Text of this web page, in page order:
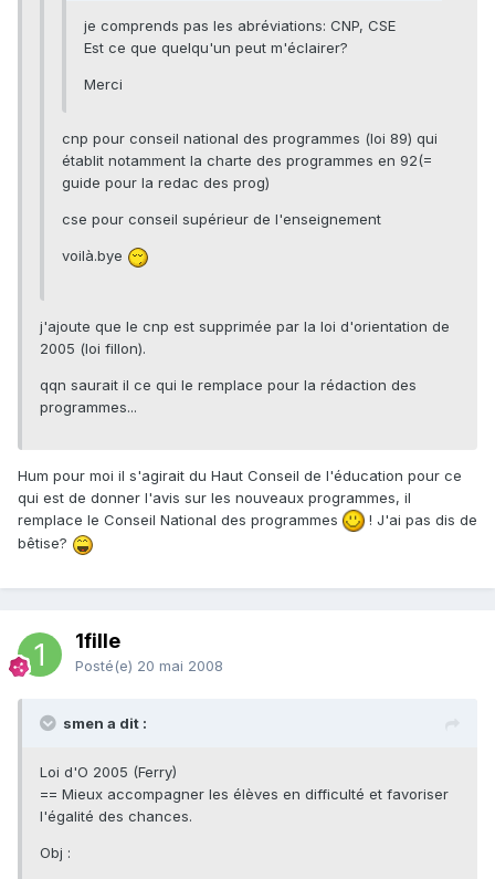
je comprends pas les abréviations: CNP, CSE
Est ce que quelqu'un peut m'éclairer?
Merci
cnp pour conseil national des programmes (loi 89) qui
établit notamment la charte des programmes en 92(=
guide pour la redac des prog)
cse pour conseil supérieur de l'enseignement
voilà.bye
j'ajoute que le cnp est supprimée par la loi d'orientation de
2005 (loi fillon).
qqn saurait il ce qui le remplace pour la rédaction des
programmes...
Hum pour moi il s'agirait du Haut Conseil de l'éducation pour ce
qui est de donner l'avis sur les nouveaux programmes, il
remplace le Conseil National des programmes
! J'ai pas dis de
bêtise?
1fille
Posté(e) 20 mai 2008
smen a dit :
Loi d'O 2005 (Ferry)
== Mieux accompagner les élèves en difficulté et favoriser
l'égalité des chances.
Obj :